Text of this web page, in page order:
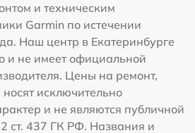
и техническим
Garmin по истечении
Наш центр в Екатеринбурге
и не имеет официальной
Цены на ремонт,
исключительно
и не являются публичной
ст. 437 ГК РФ. Названия и